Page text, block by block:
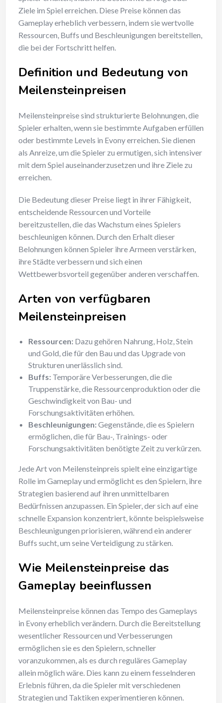
Ziele im Spiel erreichen. Diese Preise können das
Gameplay erheblich verbessern, indem sie wertvolle
Ressourcen, Buffs und Beschleunigungen bereitstellen,
die bei der Fortschritt helfen.
Definition und Bedeutung von
Meilensteinpreisen
Meilensteinpreise sind strukturierte Belohnungen, die
Spieler erhalten, wenn sie bestimmte Aufgaben erfüllen
oder bestimmte Levels in Evony erreichen. Sie dienen
als Anreize, um die Spieler zu ermutigen, sich intensiver
mit dem Spiel auseinanderzusetzen und ihre Ziele zu
erreichen.
Die Bedeutung dieser Preise liegt in ihrer Fähigkeit,
entscheidende Ressourcen und Vorteile
bereitzustellen, die das Wachstum eines Spielers
beschleunigen können. Durch den Erhalt dieser
Belohnungen können Spieler ihre Armeen verstärken,
ihre Städte verbessern und sich einen
Wettbewerbsvorteil gegenüber anderen verschaffen.
Arten von verfügbaren
Meilensteinpreisen
Ressourcen: Dazu gehören Nahrung, Holz, Stein
und Gold, die für den Bau und das Upgrade von
Strukturen unerlässlich sind.
Buffs: Temporäre Verbesserungen, die die
Truppenstärke, die Ressourcenproduktion oder die
Geschwindigkeit von Bau- und
Forschungsaktivitäten erhöhen.
Beschleunigungen:Gegenstände, die es Spielern
ermöglichen, die für Bau-, Trainings- oder
Forschungsaktivitäten benötigte Zeit zu verkürzen.
Jede Art von Meilensteinpreis spielt eine einzigartige
Rolle im Gameplay und ermöglicht es den Spielern, ihre
Strategien basierend auf ihren unmittelbaren
Bedürfnissen anzupassen. Ein Spieler, der sich auf eine
schnelle Expansion konzentriert, könnte beispielsweise
Beschleunigungen priorisieren, während ein anderer
Buffs sucht, um seine Verteidigung zu stärken.
Wie Meilensteinpreise das
Gameplay beeinflussen
Meilensteinpreise können das Tempo des Gameplays
in Evony erheblich verändern. Durch die Bereitstellung
wesentlicher Ressourcen und Verbesserungen
ermöglichen sie es den Spielern, schneller
voranzukommen, als es durch reguläres Gameplay
allein möglich wäre. Dies kann zu einem fesselnderen
Erlebnis führen, da die Spieler mit verschiedenen
Strategien und Taktiken experimentieren können.